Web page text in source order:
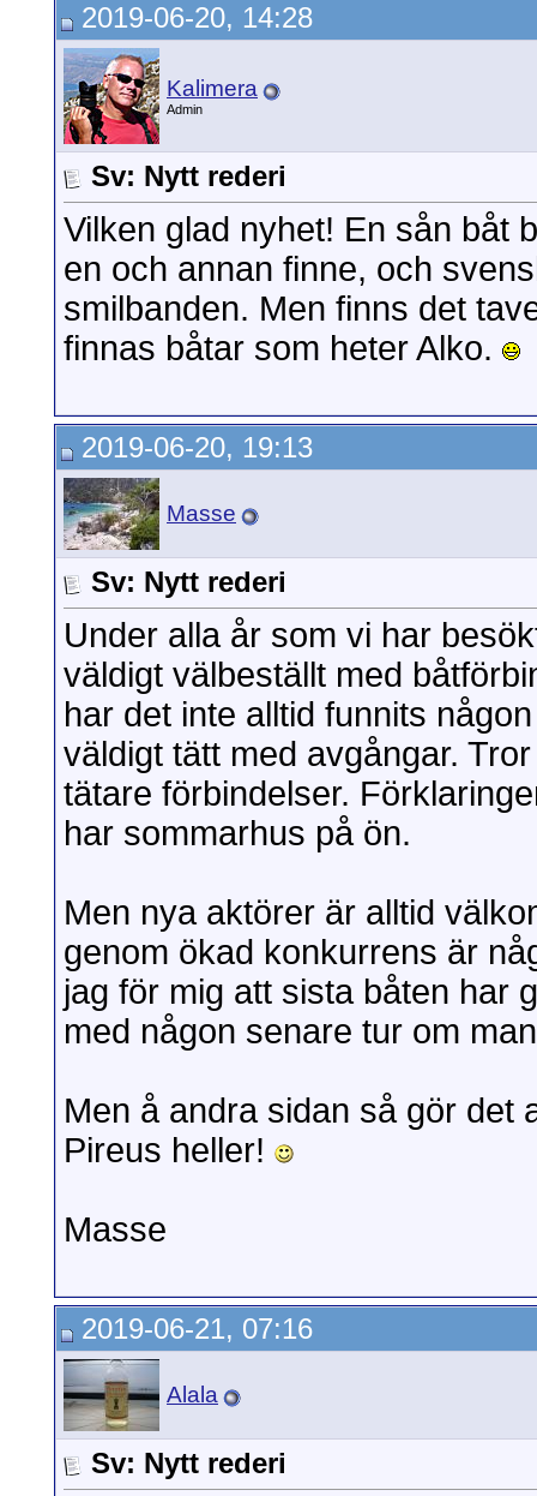
2019-06-20, 14:28
Kalimera
Admin
Sv: Nytt rederi
Vilken glad nyhet! En sån båt
en och annan finne, och
smilbanden. Men finns det
finnas båtar som heter Alko.
2019-06-20, 19:13
Masse
Sv: Nytt rederi
Under alla år som vi har
väldigt välbeställt med
har det inte alltid funnits
väldigt tätt med avgångar.
tätare förbindelser.
har sommarhus på ön.
Men nya aktörer är alltid
genom ökad konkurrens är
jag för mig att sista båten har
med någon senare tur om
Men å andra sidan så gör det
Pireus heller!
Masse
2019-06-21, 07:16
Alala
Sv: Nytt rederi